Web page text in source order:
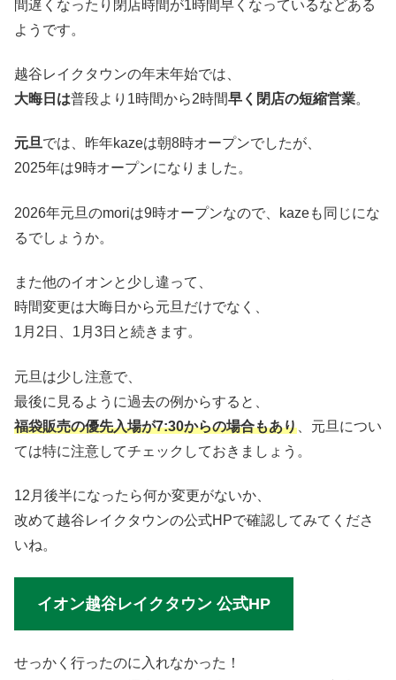
間遅くなったり閉店時間が1時間早くなっているなどある
ようです。
越谷レイクタウンの年末年始では、
大晦日は普段より1時間から2時間早く閉店の短縮営業。
元旦では、昨年kazeは朝8時オープンでしたが、
2025年は9時オープンになりました。
2026年元旦のmoriは9時オープンなので、kazeも同じにな
るでしょうか。
また他のイオンと少し違って、
時間変更は大晦日から元旦だけでなく、
1月2日、1月3日と続きます。
元旦は少し注意で、
最後に見るように過去の例からすると、
福袋販売の優先入場が7:30からの場合もあり 、元旦につい
ては特に注意してチェックしておきましょう。
12月後半になったら何か変更がないか、
改めて越谷レイクタウンの公式HPで確認してみてくださ
いね。
イオン越谷レイクタウン 公式HP
せっかく行ったのに入れなかった！